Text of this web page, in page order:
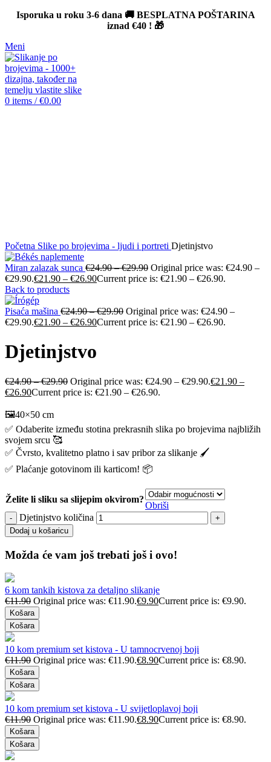
Isporuka u roku 3-6 dana 🚚 BESPLATNA POŠTARINA
iznad €40 ! 🎁
Meni
0 items / €0.00
Početna Slike po brojevima - ljudi i portreti Djetinjstvo
Miran zalazak sunca €24.90–€29.90 Original price was: €24.90 –
€29.90.€21.90 – €26.90Current price is: €21.90 – €26.90.
Back to products
Pisaća mašina €24.90–€29.90 Original price was: €24.90 –
€29.90.€21.90 – €26.90Current price is: €21.90 – €26.90.
Djetinjstvo
€24.90–€29.90 Original price was: €24.90 – €29.90.€21.90 –
€26.90Current price is: €21.90 – €26.90.
🖼️40×50 cm
✅ Odaberite između stotina prekrasnih slika po brojevima najbližih
svojem srcu 🥰
✅ Čvrsto, kvalitetno platno i sav pribor za slikanje 🖌️
✅ Plaćanje gotovinom ili karticom! 📦
Želite li sliku sa slijepim okvirom?
Obriši
Djetinjstvo količina
Dodaj u košaricu
Možda će vam još trebati još i ovo!
6 kom tankih kistova za detaljno slikanje
€11.90 Original price was: €11.90.€9.90Current price is: €9.90.
Košara
Košara
10 kom premium set kistova - U tamnocrvenoj boji
€11.90 Original price was: €11.90.€8.90Current price is: €8.90.
Košara
Košara
10 kom premium set kistova - U svijetloplavoj boji
€11.90 Original price was: €11.90.€8.90Current price is: €8.90.
Košara
Košara